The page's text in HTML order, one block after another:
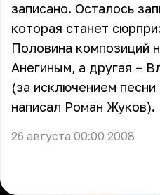
записано. Осталось
которая станет
Половина композиций
Анегиным, а другая –
(за исключением
написал Роман Жуков).
26 августа 00:00 2008